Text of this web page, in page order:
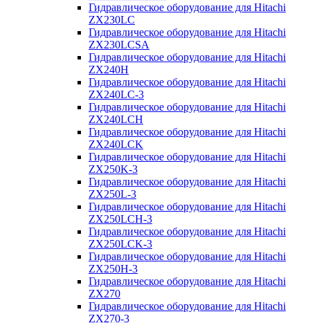
Гидравлическое оборудование для Hitachi
ZX230LC
Гидравлическое оборудование для Hitachi
ZX230LCSA
Гидравлическое оборудование для Hitachi
ZX240H
Гидравлическое оборудование для Hitachi
ZX240LC-3
Гидравлическое оборудование для Hitachi
ZX240LCH
Гидравлическое оборудование для Hitachi
ZX240LCK
Гидравлическое оборудование для Hitachi
ZX250K-3
Гидравлическое оборудование для Hitachi
ZX250L-3
Гидравлическое оборудование для Hitachi
ZX250LCH-3
Гидравлическое оборудование для Hitachi
ZX250LCK-3
Гидравлическое оборудование для Hitachi
ZX250Н-3
Гидравлическое оборудование для Hitachi
ZX270
Гидравлическое оборудование для Hitachi
ZX270-3